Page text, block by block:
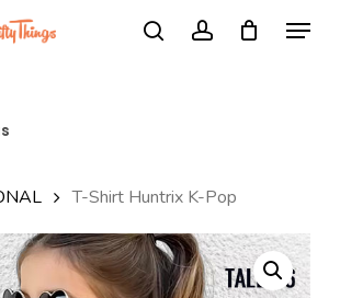
Menu
T-Shirt Huntrix K-Pop